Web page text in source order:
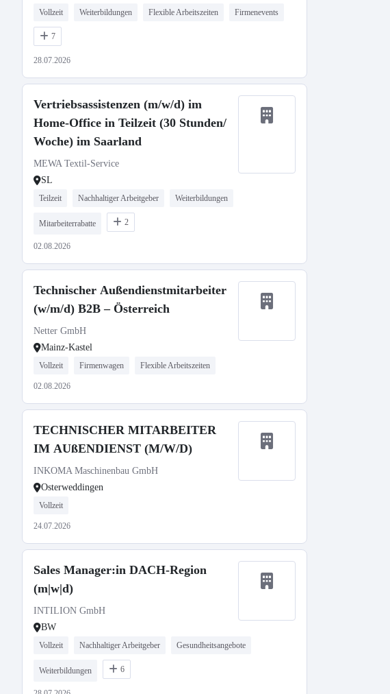
Vollzeit Weiterbildungen Flexible Arbeitszeiten Firmenevents
7
28.07.2026
Vertriebsassistenzen (m/w/d) im
Home-Office in Teilzeit (30 Stunden/
Woche) im Saarland
MEWA Textil-Service
SL
Teilzeit Nachhaltiger Arbeitgeber Weiterbildungen
Mitarbeiterrabatte 2
02.08.2026
Technischer Außendienstmitarbeiter
(w/m/d) B2B – Österreich
Netter GmbH
Mainz-Kastel
Vollzeit Firmenwagen Flexible Arbeitszeiten
02.08.2026
TECHNISCHER MITARBEITER
IM AUßENDIENST (M/W/D)
INKOMA Maschinenbau GmbH
Osterweddingen
Vollzeit
24.07.2026
Sales Manager:in DACH-Region
(m|w|d)
INTILION GmbH
BW
Vollzeit Nachhaltiger Arbeitgeber Gesundheitsangebote
Weiterbildungen 6